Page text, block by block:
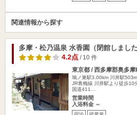
関連情報から探す
多摩・松乃温泉 水香園（閉館しました
4.2点/ 10 件
東京都 / 西多摩郡奥多摩
鳩ノ巣駅3.00km
川井駅503m
JR青梅線 川井駅より徒歩10
国道411…
営業時間
入浴料金 ～